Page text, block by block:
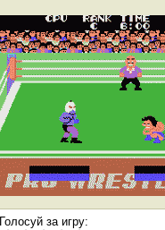
Голосуй за игру: